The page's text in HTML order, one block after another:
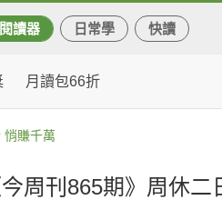
閱讀器 日常學 快讀
月讀包66折
悄賺千萬
今周刊865期》周休